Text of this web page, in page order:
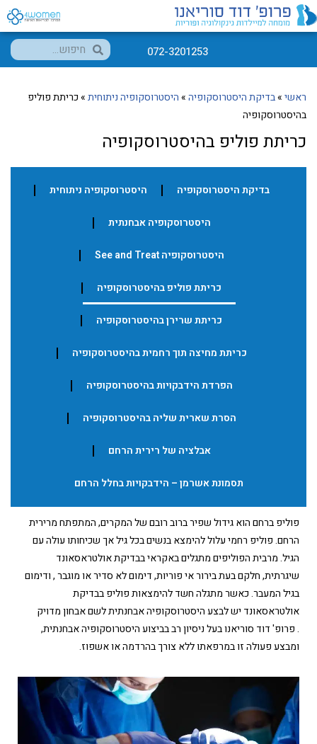
072-3201253
ראשי»בדיקת היסטרוסקופיה»היסטרוסקופיה ניתוחית»כריתת פוליפ
בהיסטרוסקופיה
כריתת פוליפ בהיסטרוסקופיה
בדיקת היסטרוסקופיה היסטרוסקופיה ניתוחית
היסטרוסקופיה אבחנתית
היסטרוסקופיה See and Treat
כריתת פוליפ בהיסטרוסקופיה
כריתת שרירן בהיסטרוסקופיה
כריתת מחיצה תוך רחמית בהיסטרוסקופיה
הפרדת הידבקויות בהיסטרוסקופיה
הסרת שארית שליה בהיסטרוסקופיה
אבלציה של רירית הרחם
תסמונת אשרמן – הידבקויות בחלל הרחם
פוליפ ברחם הוא גידול שפיר ברוב רובם של המקרים, המתפתח מרירית
הרחם. פוליפ רחמי עלול להימצא בנשים בכל גיל אך שכיחותו עולה עם
הגיל. מרבית הפוליפים מתגלים באקראי בבדיקת אולטראסאונד
שיגרתית, חלקם בעת בירור אי פוריות, דימום לא סדיר או מוגבר , ודימום
בגיל המעבר. כאשר מתגלה חשד להימצאות פוליפ בבדיקת
אולטראסאונד יש לבצע היסטרוסקופיה אבחנתית לשם אבחון מדויק
. פרופ' דוד סוריאנו בעל ניסיון רב בביצוע היסטרוסקופיה אבחנתית,
ומבצע פעולה זו במרפאתו ללא צורך בהרדמה או אשפוז.